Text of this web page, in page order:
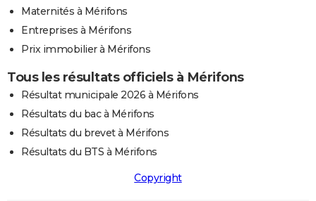
Maternités à Mérifons
Entreprises à Mérifons
Prix immobilier à Mérifons
Tous les résultats officiels à Mérifons
Résultat municipale 2026 à Mérifons
Résultats du bac à Mérifons
Résultats du brevet à Mérifons
Résultats du BTS à Mérifons
Copyright